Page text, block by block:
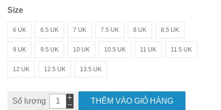
Size
6 UK 6.5 UK 7 UK 7.5 UK 8 UK 8.5 UK
9 UK 9.5 UK 10 UK 10.5 UK 11 UK 11.5 UK
12 UK 12.5 UK 13.5 UK
Số lượng THÊM VÀO GIỎ HÀNG